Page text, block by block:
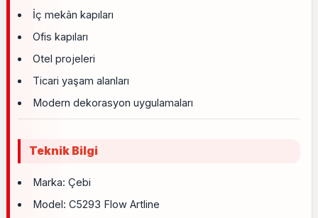
İç mekân kapıları
Ofis kapıları
Otel projeleri
Ticari yaşam alanları
Modern dekorasyon uygulamaları
Teknik Bilgi
Marka: Çebi
Model: C5293 Flow Artline